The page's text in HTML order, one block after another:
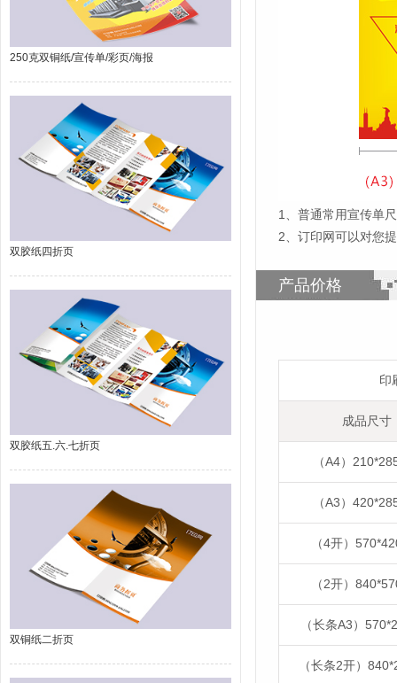
250克双铜纸/宣传单/彩页/海报
双胶纸四折页
双胶纸五.六.七折页
双铜纸二折页
1
普通常用宣传单
2、订印网可以对您
产品价格
印
成品尺寸
（A4）
（A3）
（4开）
（2开）
（长条A3）
（长条2开）